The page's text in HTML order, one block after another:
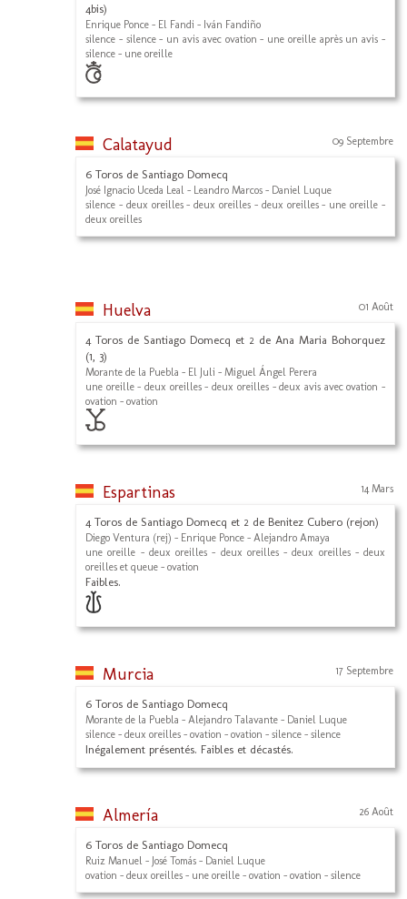
4bis)
Enrique Ponce - El Fandi - Iván Fandiño
silence - silence - un avis avec ovation - une oreille après un avis -
silence - une oreille
Calatayud 09 Septembre
6 Toros de Santiago Domecq
José Ignacio Uceda Leal - Leandro Marcos - Daniel Luque
silence - deux oreilles - deux oreilles - deux oreilles - une oreille -
deux oreilles
Huelva 01 Août
4 Toros de Santiago Domecq et 2 de Ana Maria Bohorquez
(1, 3)
Morante de la Puebla - El Juli - Miguel Ángel Perera
une oreille - deux oreilles - deux oreilles - deux avis avec ovation -
ovation - ovation
Espartinas 14 Mars
4 Toros de Santiago Domecq et 2 de Benitez Cubero (rejon)
Diego Ventura (rej) - Enrique Ponce - Alejandro Amaya
une oreille - deux oreilles - deux oreilles - deux oreilles - deux
oreilles et queue - ovation
Faibles.
Murcia 17 Septembre
6 Toros de Santiago Domecq
Morante de la Puebla - Alejandro Talavante - Daniel Luque
silence - deux oreilles - ovation - ovation - silence - silence
Inégalement présentés. Faibles et décastés.
Almería 26 Août
6 Toros de Santiago Domecq
Ruiz Manuel - José Tomás - Daniel Luque
ovation - deux oreilles - une oreille - ovation - ovation - silence